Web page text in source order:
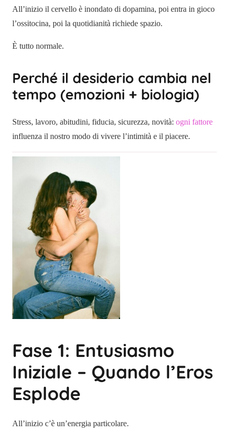
All’inizio il cervello è inondato di dopamina, poi entra in gioco
l’ossitocina, poi la quotidianità richiede spazio.
È tutto normale.
Perché il desiderio cambia nel
tempo (emozioni + biologia)
Stress, lavoro, abitudini, fiducia, sicurezza, novità: ogni fattore
influenza il nostro modo di vivere l’intimità e il piacere.
Fase 1: Entusiasmo
Iniziale – Quando l’Eros
Esplode
All’inizio c’è un’energia particolare.